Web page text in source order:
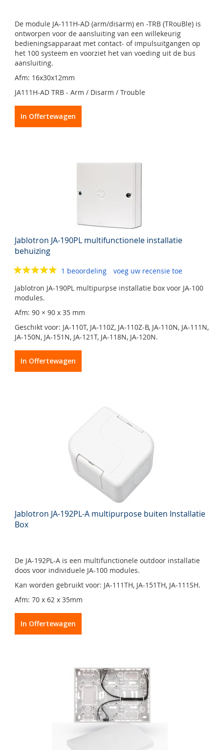
De module JA-111H-AD (arm/disarm) en -TRB (TRouBle) is
ontworpen voor de aansluiting van een willekeurig
bedieningsapparaat met contact- of impulsuitgangen op
het 100 systeem en voorziet het van voeding uit de bus
aansluiting.
Afm: 16x30x12mm
JA111H-AD TRB - Arm / Disarm / Trouble
In Offertewagen
Jablotron JA-190PL multifunctionele installatie
behuizing
1 beoordeling
voeg uw recensie toe
Jablotron JA-190PL multipurpse installatie box voor JA-100
modules.
Afm: 90 × 90 x 35 mm
Geschikt voor: JA-110T, JA-110Z, JA-110Z-B, JA-110N, JA-111N,
JA-150N, JA-151N, JA-121T, JA-118N, JA-120N.
In Offertewagen
Jablotron JA-192PL-A multipurpose buiten Installatie
Box
De JA-192PL-A is een multifunctionele outdoor installatie
doos voor individuele JA-100 modules.
Kan worden gebruikt voor: JA-111TH, JA-151TH, JA-111SH.
Afm: 70 x 62 x 35mm
In Offertewagen